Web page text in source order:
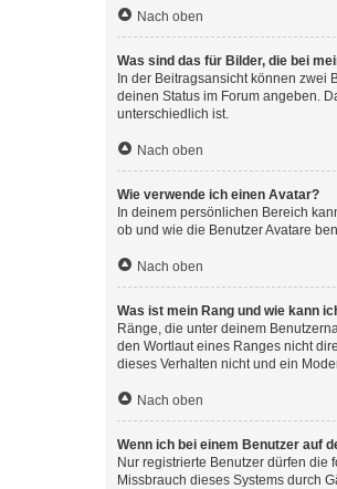
Nach oben
Was sind das für Bilder, die bei
In der Beitragsansicht können zwei
deinen Status im Forum angeben.
unterschiedlich ist.
Nach oben
Wie verwende ich einen Avatar?
In deinem persönlichen Bereich
ob und wie die Benutzer Avatare
Nach oben
Was ist mein Rang und wie kann
Ränge, die unter deinem
den Wortlaut eines Ranges nicht
dieses Verhalten nicht und ein
Nach oben
Wenn ich bei einem Benutzer auf
Nur registrierte Benutzer dürfen die
Missbrauch dieses Systems durch